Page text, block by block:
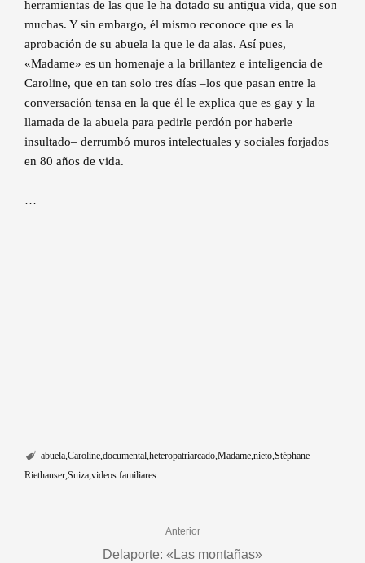
herramientas de las que le ha dotado su antigua vida, que son
muchas. Y sin embargo, él mismo reconoce que es la
aprobación de su abuela la que le da alas. Así pues,
«Madame» es un homenaje a la brillantez e inteligencia de
Caroline, que en tan solo tres días –los que pasan entre la
conversación tensa en la que él le explica que es gay y la
llamada de la abuela para pedirle perdón por haberle
insultado– derrumbó muros intelectuales y sociales forjados
en 80 años de vida.
…
abuela Caroline documental heteropatriarcado Madame nieto Stéphane
Riethauser Suiza videos familiares
Anterior
Delaporte: «Las montañas»